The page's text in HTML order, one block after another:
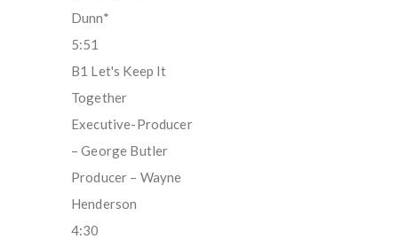
Dunn*
5:51
B1 Let's Keep It
Together
Executive-Producer
– George Butler
Producer – Wayne
Henderson
4:30